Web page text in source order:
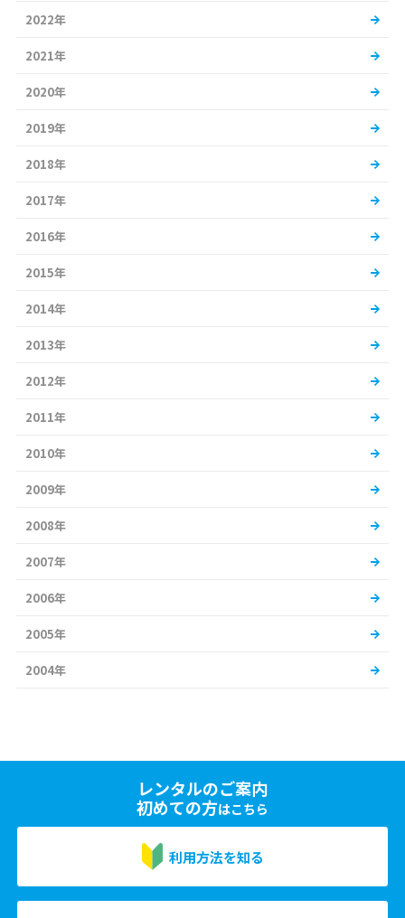
2022年
2021年
2020年
2019年
2018年
2017年
2016年
2015年
2014年
2013年
2012年
2011年
2010年
2009年
2008年
2007年
2006年
2005年
2004年
レンタルのご案内
初めての方はこちら
利用方法を知る